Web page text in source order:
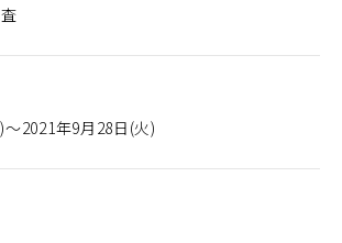
2021年9月28日(火)